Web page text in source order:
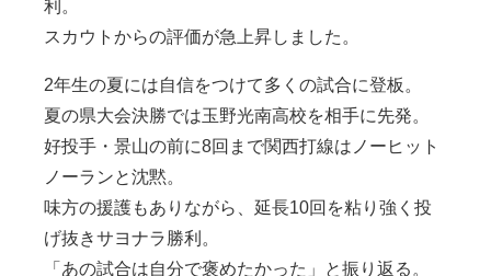
利。
スカウトからの評価が急上昇しました。
2年生の夏には自信をつけて多くの試合に登板。
夏の県大会決勝では玉野光南高校を相手に先発。
好投手・景山の前に8回まで関西打線はノーヒット
ノーランと沈黙。
味方の援護もありながら、延長10回を粘り強く投
げ抜きサヨナラ勝利。
「あの試合は自分で褒めたかった」と振り返る。